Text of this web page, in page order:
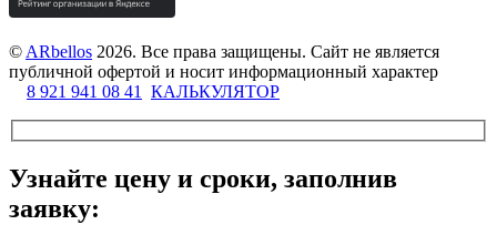
©ARbellos 2026. Все права защищены. Сайт не является
публичной офертой и носит информационный характер
8 921 941 08 41 КАЛЬКУЛЯТОР
Узнайте цену и сроки, заполнив
заявку: